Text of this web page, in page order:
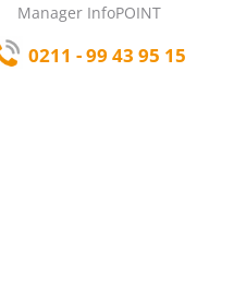
Manager InfoPOINT
0211 - 99 43 95 15